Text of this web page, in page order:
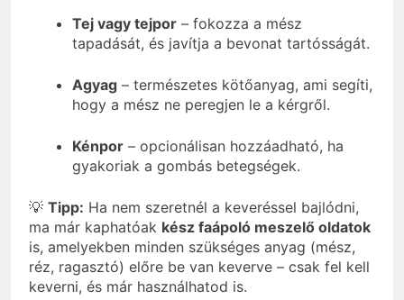
Tej vagy tejpor – fokozza a mész
tapadását, és javítja a bevonat tartósságát.
Agyag – természetes kötőanyag, ami segíti,
hogy a mész ne peregjen le a kérgről.
Kénpor – opcionálisan hozzáadható, ha
gyakoriak a gombás betegségek.
💡 Tipp: Ha nem szeretnél a keveréssel bajlódni,
ma már kaphatóak kész faápoló meszelő oldatok
is, amelyekben minden szükséges anyag (mész,
réz, ragasztó) előre be van keverve – csak fel kell
keverni, és már használhatod is.